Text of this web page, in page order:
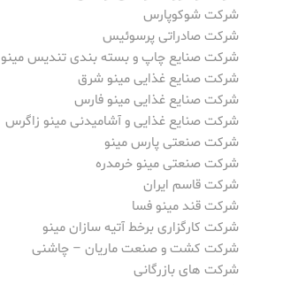
شرکت شوکوپارس
شرکت صادراتی پرسوئیس
شرکت صنایع چاپ و بسته بندی تندیس مینو
شرکت صنایع غذایی مینو شرق
شرکت صنایع غذایی مینو فارس
شرکت صنایع غذایی و آشامیدنی مینو زاگرس
شرکت صنعتی پارس مینو
شرکت صنعتی مینو خرمدره
شرکت قاسم ایران
شرکت قند مینو فسا
شرکت کارگزاری برخط آتیه سازان مینو
شرکت کشت و صنعت ماریان – چاشنی
شرکت های بازرگانی